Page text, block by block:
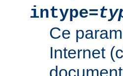
intype=
Ce
Internet